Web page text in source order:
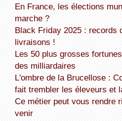
En France, les élections municipales : comment ça
marche ?
Black Friday 2025 : records de ventes, chaos de
livraisons !
Les 50 plus grosses fortunes de France sont tous
des milliardaires
L'ombre de la Brucellose : Comment une bactérie
fait trembler les éleveurs et
Ce métier peut vous rendre riche dans les années à
venir